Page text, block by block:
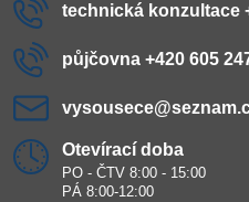
technická konzultace
půjčovna +420 605
Otevírací doba
PO - ČTV 8:00 - 15:00
PÁ 8:00-12:00